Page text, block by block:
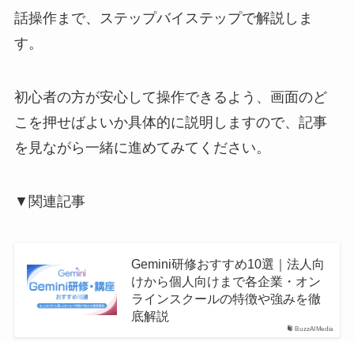
話操作まで、ステップバイステップで解説しま
す。
初心者の方が安心して操作できるよう、画面のど
こを押せばよいか具体的に説明しますので、記事
を見ながら一緒に進めてみてください。
▼関連記事
BuzzAIMedia
Gemini研修おすすめ10選｜法人向
けから個人向けまで各企業・オン
ラインスクールの特徴や強みを徹
底解説